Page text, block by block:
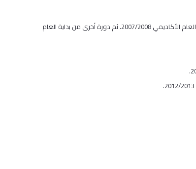
* رئيس دائرة القرآن والدراسات الإسلامية/ جامعة القدس، من بداية العام الأكاديمي 2006/2007 ، وحتى نهاية العام الأكاديمي 2007/2008. ثم دورة أخرى من بداية العام